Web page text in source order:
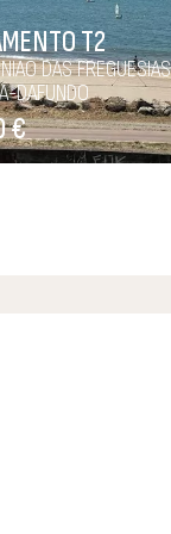
T2
DAS
DAFUNDO
€